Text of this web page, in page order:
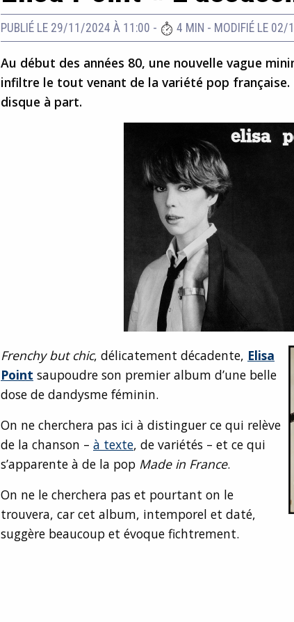
PUBLIÉ LE 29/11/2024 À 11:00 - 4 MIN - MODIFIÉ LE
Au début des années 80, une nouvelle vague
infiltre le tout venant de la variété pop française.
disque à part.
Frenchy but chic, délicatement décadente, Elisa
Point saupoudre son premier album d’une belle
dose de dandysme féminin.
On ne cherchera pas ici à distinguer ce qui relève
de la chanson – à texte, de variétés – et ce qui
s’apparente à de la pop Made in France.
On ne le cherchera pas et pourtant on le
trouvera, car cet album, intemporel et daté,
suggère beaucoup et évoque fichtrement.